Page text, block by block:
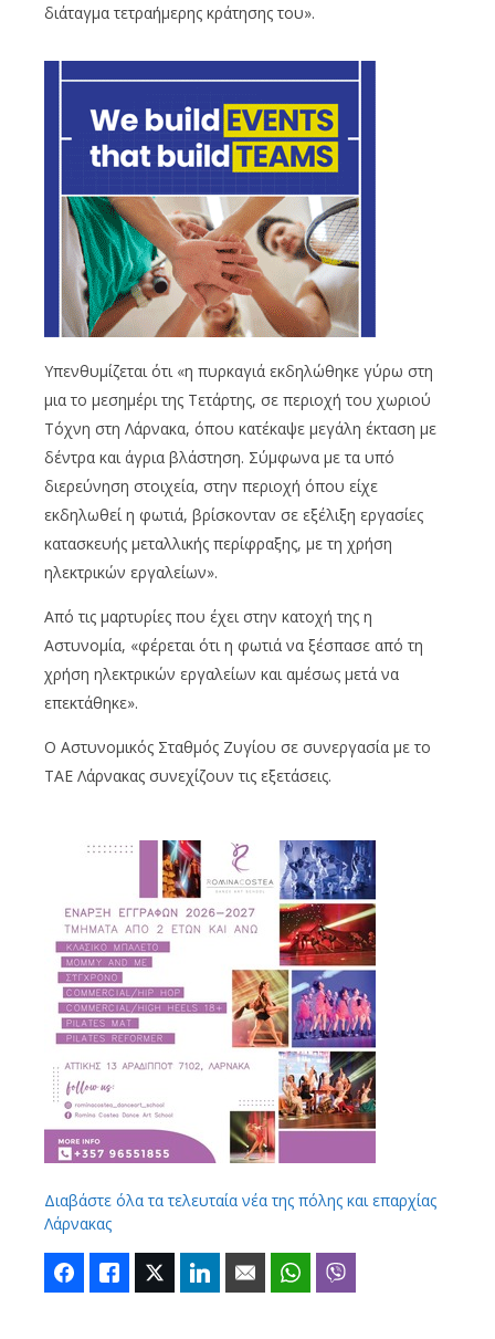
διάταγμα τετραήμερης κράτησης του».
Υπενθυμίζεται ότι «η πυρκαγιά εκδηλώθηκε γύρω στη
μια το μεσημέρι της Τετάρτης, σε περιοχή του χωριού
Τόχνη στη Λάρνακα, όπου κατέκαψε μεγάλη έκταση με
δέντρα και άγρια βλάστηση. Σύμφωνα με τα υπό
διερεύνηση στοιχεία, στην περιοχή όπου είχε
εκδηλωθεί η φωτιά, βρίσκονταν σε εξέλιξη εργασίες
κατασκευής μεταλλικής περίφραξης, με τη χρήση
ηλεκτρικών εργαλείων».
Από τις μαρτυρίες που έχει στην κατοχή της η
Αστυνομία, «φέρεται ότι η φωτιά να ξέσπασε από τη
χρήση ηλεκτρικών εργαλείων και αμέσως μετά να
επεκτάθηκε».
Ο Αστυνομικός Σταθμός Ζυγίου σε συνεργασία με το
ΤΑΕ Λάρνακας συνεχίζουν τις εξετάσεις.
Διαβάστε όλα τα τελευταία νέα της πόλης και επαρχίας
Λάρνακας
FacebookLike Twitter LinkedIn Email WhatsApp